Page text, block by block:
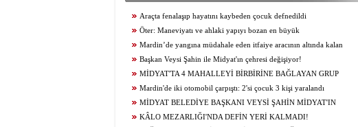
Araçta fenalaşıp hayatını kaybeden çocuk defnedildi
Öter: Maneviyatı ve ahlaki yapıyı bozan en büyük
olumsuzluklardan biri de sanal kumardır
Mardin’de yangına müdahale eden itfaiye aracının altında kalan
itfaiye eri öldü
Başkan Veysi Şahin ile Midyat'ın çehresi değişiyor!
MİDYAT'TA 4 MAHALLEYİ BİRBİRİNE BAĞLAYAN GRUP
YOLU YENİLENDİ
Mardin'de iki otomobil çarpıştı: 2'si çocuk 3 kişi yaralandı
MİDYAT BELEDİYE BAŞKANI VEYSİ ŞAHİN MİDYAT'IN
GELECEĞİ İÇİN ÇALIŞIYOR...
KÂLO MEZARLIĞI'NDA DEFİN YERİ KALMADI!